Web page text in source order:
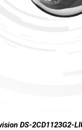
DS-2CD1123G2-